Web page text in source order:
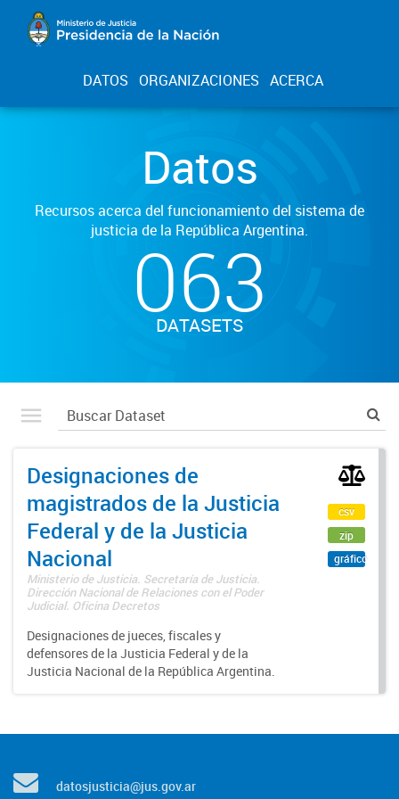
DATOS ORGANIZACIONES ACERCA
Datos
Recursos acerca del funcionamiento del sistema de
justicia de la República Argentina.
063
DATASETS
Designaciones de
magistrados de la Justicia
Federal y de la Justicia
Nacional
Ministerio de Justicia. Secretaría de Justicia.
Dirección Nacional de Relaciones con el Poder
Judicial. Oficina Decretos
Designaciones de jueces, fiscales y
defensores de la Justicia Federal y de la
Justicia Nacional de la República Argentina.
csv
zip
gráfico
datosjusticia@jus.gov.ar